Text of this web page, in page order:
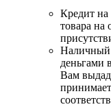
Кредит на
товара на
Наличный
деньгами
Вам